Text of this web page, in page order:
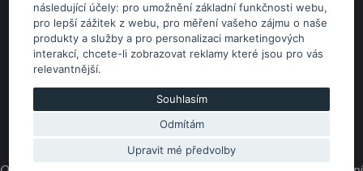
následující účely: pro umožnění základní funkčnosti webu,
pro lepší zážitek z webu, pro měření vašeho zájmu o naše
produkty a služby a pro personalizaci marketingových
interakcí,chcete-li zobrazovat reklamy které jsou pro vás
relevantnější.
Souhlasím
Odmítám
Upravit mé předvolby
JAZYK
Kč €
Copyright © 2026 SubaruSTI.cz. Všechna práva vyhrazena.